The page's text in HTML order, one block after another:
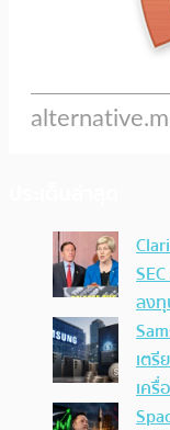
ลง
เตรี
เครื่